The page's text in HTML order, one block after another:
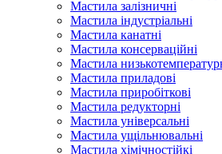
Мастила залізничні
Мастила індустріальні
Мастила канатні
Мастила консерваційні
Мастила
Мастила приладові
Мастила приробіткові
Мастила редукторні
Мастила універсальні
Мастила ущільнювальні
Мастила хімічностійкі